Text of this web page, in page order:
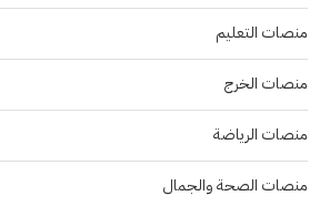
منصات التعليم
منصات الخرج
منصات الرياضة
منصات الصحة والجمال